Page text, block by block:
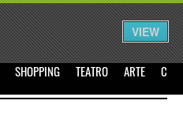
Assine Iniciar Sessão
SHOPPING TEATRO ARTE
VIEW